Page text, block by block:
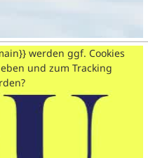
werden ggf. Cookies
und zum Tracking